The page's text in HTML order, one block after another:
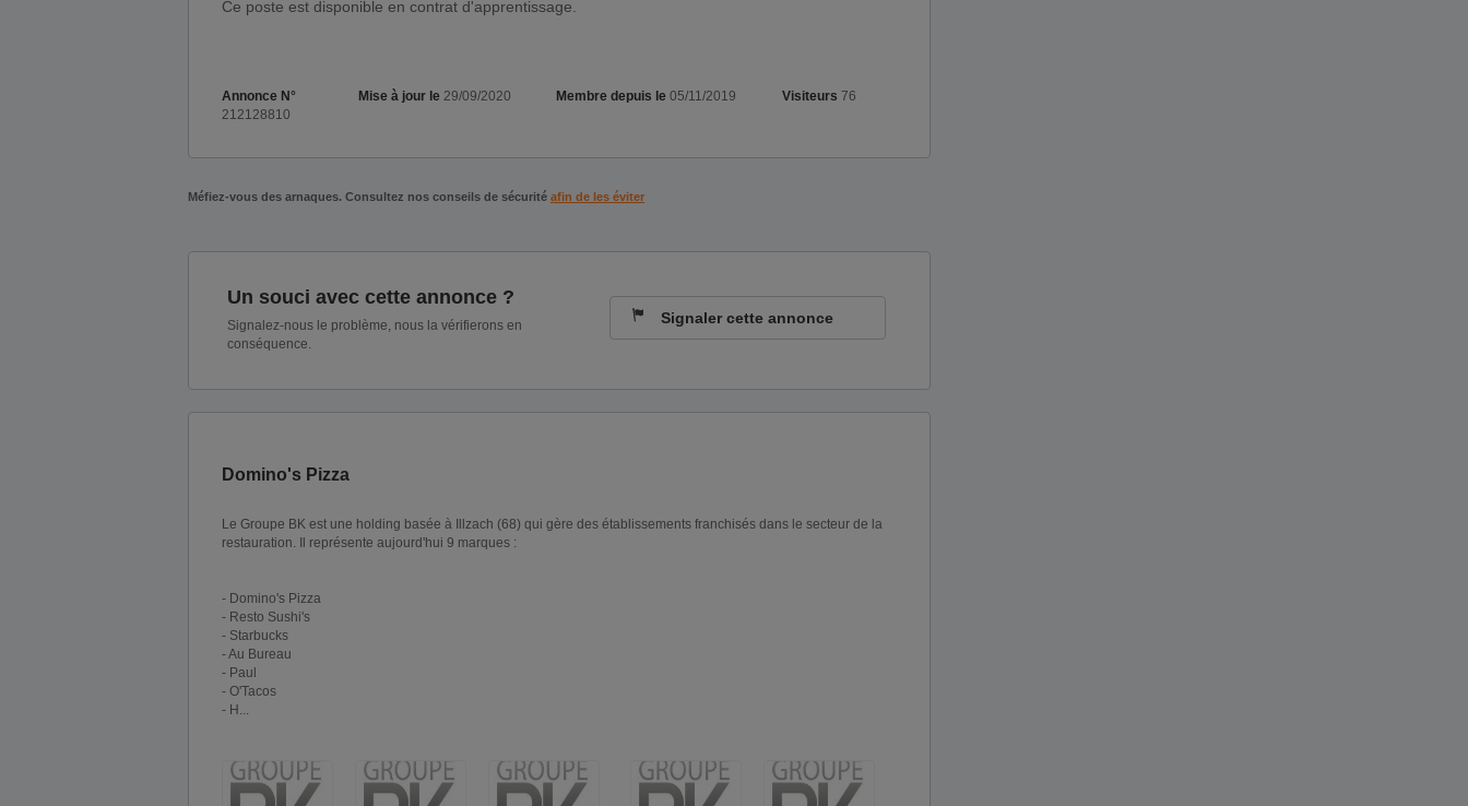
Ce poste est disponible en contrat d'apprentissage.
Annonce N°
212128810
Mise à jour le 29/09/2020 Membre depuis le 05/11/2019 Visiteurs 76
Méfiez-vous des arnaques. Consultez nos conseils de sécurité afin de les éviter
Un souci avec cette annonce ?
Signalez-nous le problème, nous la vérifierons en
conséquence.
Signaler cette annonce
Domino's Pizza
Le Groupe BK est une holding basée à Illzach (68) qui gère des établissements franchisés dans le secteur de la
restauration. Il représente aujourd'hui 9 marques :
- Domino's Pizza
- Resto Sushi's
- Starbucks
- Au Bureau
- Paul
- O'Tacos
- H...